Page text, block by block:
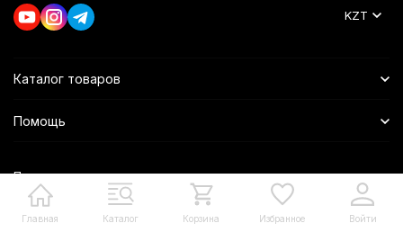
Главная Каталог Корзина Избранное Войти
KZT
Каталог товаров
Помощь
Политика персональных данных